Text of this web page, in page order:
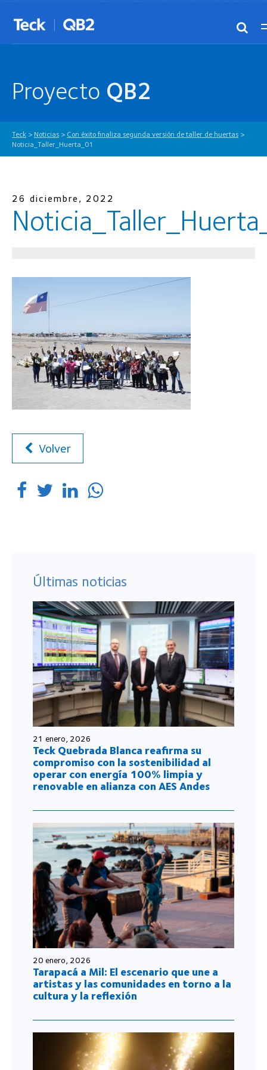
Proyecto QB2
Teck > Noticias > Con éxito finaliza segunda versión de taller de huertas >
Noticia_Taller_Huerta_01
26 diciembre, 2022
Volver
Últimas noticias
21 enero, 2026
Teck Quebrada Blanca reafirma su
compromiso con la sostenibilidad al
operar con energía 100% limpia y
renovable en alianza con AES Andes
20 enero, 2026
Tarapacá a Mil: El escenario que une a
artistas y las comunidades en torno a la
cultura y la reflexión